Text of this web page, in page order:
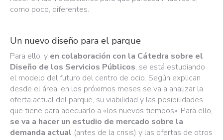
como poco, diferentes.
Un nuevo diseño para el parque
Para ello, y en colaboración con la Cátedra sobre el
Diseño de los Servicios Públicos, se está estudiando
el modelo del futuro del centro de ocio. Según explican
desde el área, en los próximos meses se va a analizar la
oferta actual del parque, su viabilidad y las posibilidades
que tiene para adecuarlo a «los nuevos tiempos». Para ello,
se va a hacer un estudio de mercado sobre la
demanda actual (antes de la crisis) y las ofertas de otros